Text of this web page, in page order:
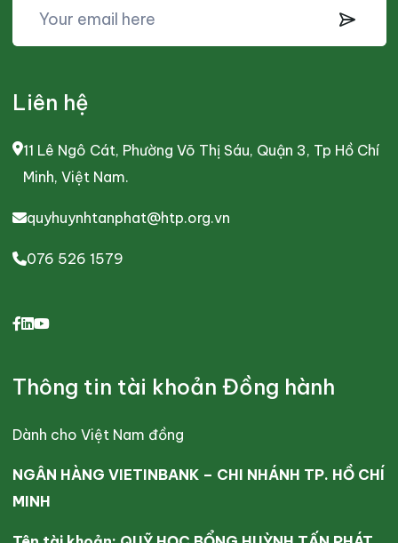
Liên hệ
11 Lê Ngô Cát, Phường Võ Thị Sáu, Quận 3, Tp Hồ Chí
Minh, Việt Nam.
quyhuynhtanphat@htp.org.vn
076 526 1579
Thông tin tài khoản Đồng hành
Dành cho Việt Nam đồng
NGÂN HÀNG VIETINBANK – CHI NHÁNH TP. HỒ CHÍ
MINH